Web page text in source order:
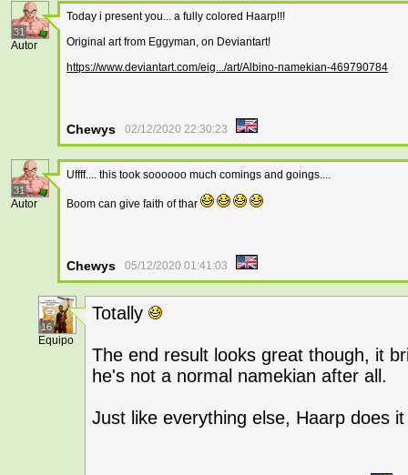
31
Autor
Today i present you... a fully colored Haarp!!!
Original art from Eggyman, on Deviantart!
https://www.deviantart.com/eig.../art/Albino-namekian-469790784
Chewys 02/12/2020 22:30:23
31
Autor
Uffff.... this took soooooo much comings and goings....
Boom can give faith of thar
Chewys 05/12/2020 01:41:03
16
Equipo
Totally
The end result looks great though, it
he's not a normal namekian after all.
Just like everything else, Haarp does